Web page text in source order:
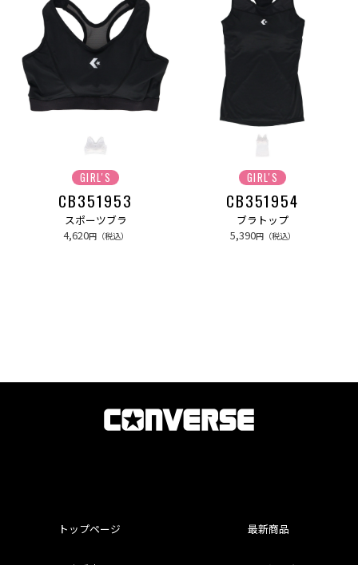
GIRL'S
CB351953
スポーツブラ
4,620円（税込）
GIRL'S
CB351954
ブラトップ
5,390円（税込）
トップページ 最新商品